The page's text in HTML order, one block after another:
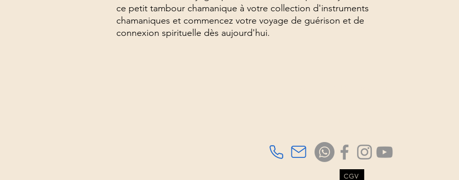
ce petit tambour chamanique à votre collection d'instruments
chamaniques et commencez votre voyage de guérison et de
connexion spirituelle dès aujourd'hui.
CGV